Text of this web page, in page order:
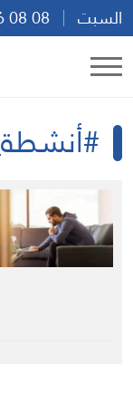
السبت
07:34